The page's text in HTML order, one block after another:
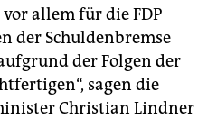
allem für die FDP
der Schuldenbremse
der Folgen der
sagen die
Christian Lindner